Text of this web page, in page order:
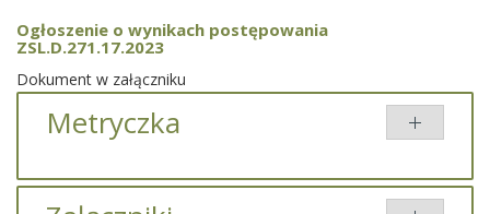
Ogłoszenie o wynikach postępowania
ZSL.D.271.17.2023
Dokument w załączniku
Metryczka